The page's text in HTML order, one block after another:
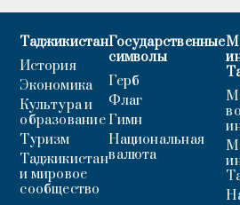
Таджикистан
История
Экономика
Культура и
образование
Туризм
Таджикистан
и мировое
сообщество
Государственные
символы
Герб
Флаг
Гимн
Национальная
валюта